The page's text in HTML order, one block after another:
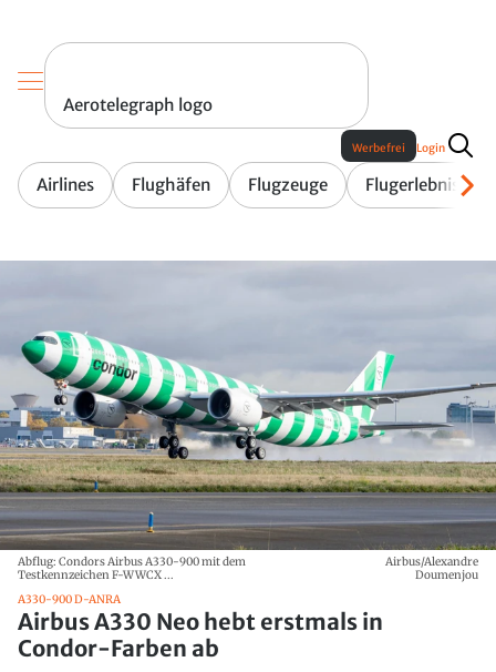
Aerotelegraph logo
Airlines Flughäfen Flugzeuge Flugerlebnis
Werbefrei Login
Abflug: Condors Airbus A330-900 mit dem
Testkennzeichen F-WWCX ...
Airbus/Alexandre
Doumenjou
A330-900 D-ANRA
Airbus A330 Neo hebt erstmals in
Condor-Farben ab